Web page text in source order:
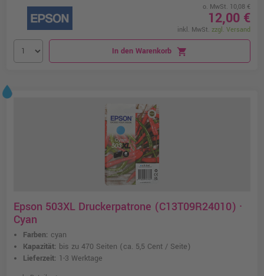
o. MwSt. 10,08 €
12,00 €
inkl. MwSt. zzgl. Versand
In den Warenkorb shopping_cart
Epson 503XL Druckerpatrone (C13T09R24010) ·
Cyan
Farben: cyan
Kapazität: bis zu 470 Seiten (ca. 5,5 Cent / Seite)
Lieferzeit: 1-3 Werktage